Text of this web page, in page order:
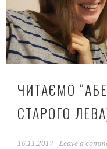
ВСЛ
ЧИТАЄМО
СТАРОГО
16.11.2017 Leave a